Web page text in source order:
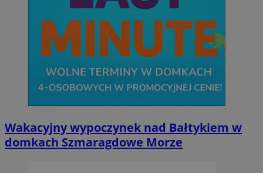
Wakacyjny wypoczynek nad Bałtykiem w
domkach Szmaragdowe Morze